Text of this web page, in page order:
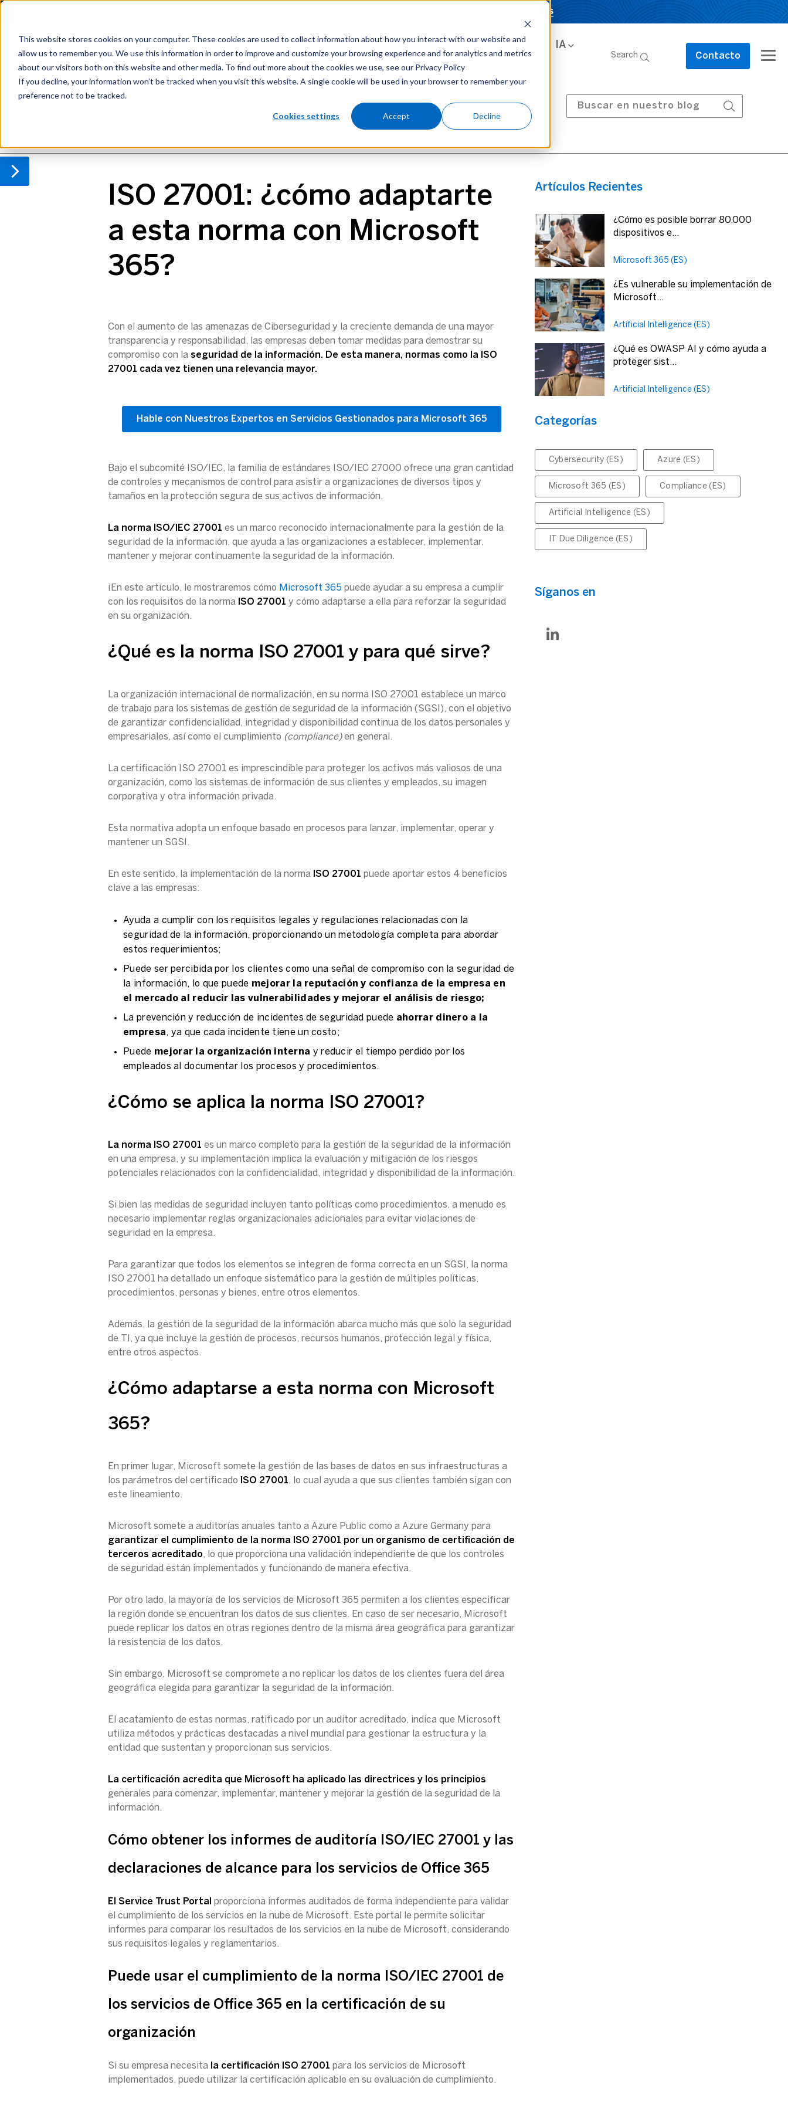
This website stores cookies on your computer. These cookies are used to collect information about how you interact with our website and
allow us to remember you. We use this information in order to improve and customize your browsing experience and for analytics and metrics
about our visitors both on this website and other media. To find out more about the cookies we use, see our Privacy Policy
If you decline, your information won’t be tracked when you visit this website. A single cookie will be used in your browser to remember your
preference not to be tracked.
Cookies settings Accept Decline
Aprenda más
Private Equity IT Cybersecurity Compliance Microsoft 365 Azure
Blog
Search
Contact
Us
Aprenda más
TI Banca de Inversión Ciberseguridad Cumplimiento Microsoft 365 Azure
IA
Blog
Search Contacto
Compliance (ES)
Microsoft 365 (ES)
ISO 27001: ¿cómo adaptarte
a esta norma con Microsoft
365?
Con el aumento de las amenazas de Ciberseguridad y la creciente demanda de una mayor
transparencia y responsabilidad, las empresas deben tomar medidas para demostrar su
compromiso con laseguridad de la información. De esta manera, normas como la ISO
27001 cada vez tienen una relevancia mayor.
Hable con Nuestros Expertos en Servicios Gestionados para Microsoft 365
Bajo el subcomité ISO/IEC, la familia de estándares ISO/IEC 27000 ofrece una gran cantidad
de controles y mecanismos de control para asistir a organizaciones de diversos tipos y
tamaños en la protección segura de sus activos de información.
La norma ISO/IEC 27001 es un marco reconocido internacionalmente para la gestión de la
seguridad de la información, que ayuda a las organizaciones a establecer, implementar,
mantener y mejorar continuamente la seguridad de la información.
¡En este artículo, le mostraremos cómo Microsoft 365 puede ayudar a su empresa a cumplir
con los requisitos de la norma ISO 27001 y cómo adaptarse a ella para reforzar la seguridad
en su organización.
¿Qué es la norma ISO 27001 y para qué sirve?
La organización internacional de normalización, en su norma ISO 27001 establece un marco
de trabajo para los sistemas de gestión de seguridad de la información (SGSI), con el objetivo
de garantizar confidencialidad, integridad y disponibilidad continua de los datos personales y
empresariales, así como el cumplimiento (compliance)en general.
La certificación ISO 27001 es imprescindible para proteger los activos más valiosos de una
organización, como los sistemas de información de sus clientes y empleados, su imagen
corporativa y otra información privada.
Esta normativa adopta un enfoque basado en procesos para lanzar, implementar, operar y
mantener un SGSI.
En este sentido, la implementación de la norma ISO 27001puede aportar estos 4 beneficios
clave a las empresas:
Ayuda a cumplir con los requisitos legales y regulaciones relacionadas con la
seguridad de la información, proporcionando un metodología completa para abordar
estos requerimientos;
Puede ser percibida por los clientes como una señal de compromiso con la seguridad de
la información, lo que puede mejorar la reputación y confianza de la empresa en
el mercado al reducir las vulnerabilidades y mejorar el análisis de riesgo;
La prevención y reducción de incidentes de seguridad puede ahorrar dinero a la
empresa, ya que cada incidente tiene un costo;
Puede mejorar la organización interna y reducir el tiempo perdido por los
empleados al documentar los procesos y procedimientos.
¿Cómo se aplica la norma ISO 27001?
La norma ISO 27001es un marco completo para la gestión de la seguridad de la información
en una empresa, y su implementación implica la evaluación y mitigación de los riesgos
potenciales relacionados con la confidencialidad, integridad y disponibilidad de la información.
Si bien las medidas de seguridad incluyen tanto políticas como procedimientos, a menudo es
necesario implementar reglas organizacionales adicionales para evitar violaciones de
seguridad en la empresa.
Para garantizar que todos los elementos se integren de forma correcta en un SGSI, la norma
ISO 27001 ha detallado un enfoque sistemático para la gestión de múltiples políticas,
procedimientos, personas y bienes, entre otros elementos.
Además, la gestión de la seguridad de la información abarca mucho más que solo la seguridad
de TI, ya que incluye la gestión de procesos, recursos humanos, protección legal y física,
entre otros aspectos.
¿Cómo adaptarse a esta norma con Microsoft
365?
En primer lugar, Microsoft somete la gestión de las bases de datos en sus infraestructuras a
los parámetros del certificado ISO 27001, lo cual ayuda a que sus clientes también sigan con
este lineamiento.
Microsoft somete a auditorías anuales tanto a Azure Public como a Azure Germany para
garantizar el cumplimiento de la norma ISO 27001 por un organismo de certificación de
terceros acreditado, lo que proporciona una validación independiente de que los controles
de seguridad están implementados y funcionando de manera efectiva.
Por otro lado, la mayoría de los servicios de Microsoft 365 permiten a los clientes especificar
la región donde se encuentran los datos de sus clientes. En caso de ser necesario, Microsoft
puede replicar los datos en otras regiones dentro de la misma área geográfica para garantizar
la resistencia de los datos.
Sin embargo, Microsoft se compromete a no replicar los datos de los clientes fuera del área
geográfica elegida para garantizar la seguridad de la información.
El acatamiento de estas normas, ratificado por un auditor acreditado, indica que Microsoft
utiliza métodos y prácticas destacadas a nivel mundial para gestionar la estructura y la
entidad que sustentan y proporcionan sus servicios.
La certificación acredita que Microsoft ha aplicado las directrices y los principios
generales para comenzar, implementar, mantener y mejorar la gestión de la seguridad de la
información.
Cómo obtener los informes de auditoría ISO/IEC 27001 y las
declaraciones de alcance para los servicios de Office 365
El Service Trust Portal proporciona informes auditados de forma independiente para validar
el cumplimiento de los servicios en la nube de Microsoft. Este portal le permite solicitar
informes para comparar los resultados de los servicios en la nube de Microsoft, considerando
sus requisitos legales y reglamentarios.
Puede usar el cumplimiento de la norma ISO/IEC 27001 de
los servicios de Office 365 en la certificación de su
organización
Si su empresa necesita la certificación ISO 27001 para los servicios de Microsoft
implementados, puede utilizar la certificación aplicable en su evaluación de cumplimiento.
Artículos Recientes
¿Cómo es posible borrar 80,000
dispositivos e...
Microsoft 365 (ES)
¿Es vulnerable su implementación de
Microsoft...
Artificial Intelligence (ES)
¿Qué es OWASP AI y cómo ayuda a
proteger sist...
Artificial Intelligence (ES)
Categorías
Cybersecurity (ES) Azure (ES)
Microsoft 365 (ES) Compliance (ES)
Artificial Intelligence (ES)
IT Due Diligence (ES)
Síganos en